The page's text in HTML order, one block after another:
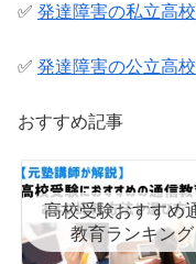
✅ 発達障害の私立高
✅ 発達障害の公立高
おすすめ記事
高校受験おすすめ
教育ランキング